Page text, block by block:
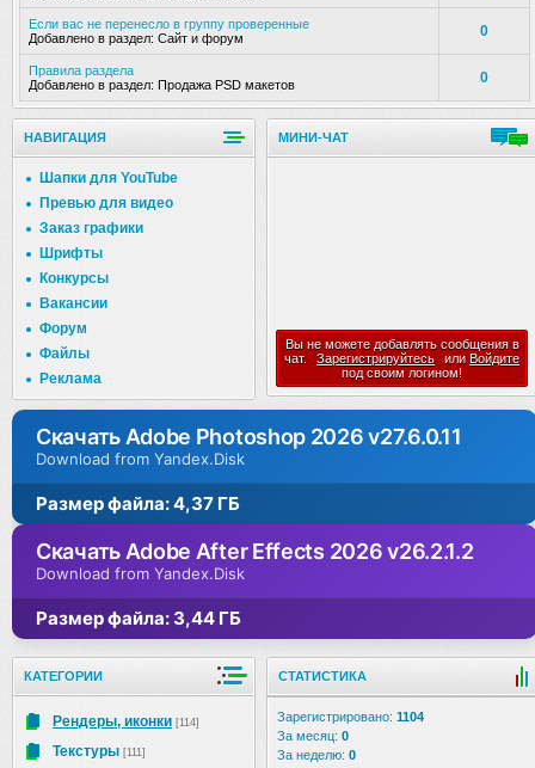
Если вас не перенесло в группу проверенные
Добавлено в раздел: Сайт и форум 0
Правила раздела
Добавлено в раздел: Продажа PSD макетов 0
НАВИГАЦИЯ
Шапки для YouTube
Превью для видео
Заказ графики
Шрифты
Конкурсы
Вакансии
Форум
Файлы
Реклама
МИНИ-ЧАТ
Вы не можете добавлять сообщения в
чат.
Зарегистрируйтесь или Войдите
под своим логином!
Скачать Adobe Photoshop 2026 v27.6.0.11
Download from Yandex.Disk
Размер файла: 4,37 ГБ
Скачать Adobe After Effects 2026 v26.2.1.2
Download from Yandex.Disk
Размер файла: 3,44 ГБ
КАТЕГОРИИ
Рендеры, иконки [114]
Текстуры [111]
СТАТИСТИКА
Зарегистрировано: 1104
За месяц: 0
За неделю: 0